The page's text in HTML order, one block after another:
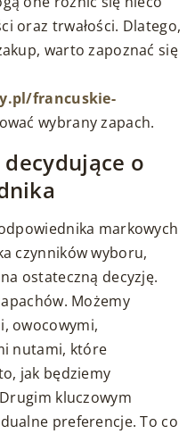
oraz trwałości. Dlatego,
warto zapoznać się
francuskie-
wybrany zapach.
o
markowych
czynników wyboru,
ostateczną decyzję.
Możemy
owocowymi,
nutami, które
jak będziemy
kluczowym
preferencje. To co